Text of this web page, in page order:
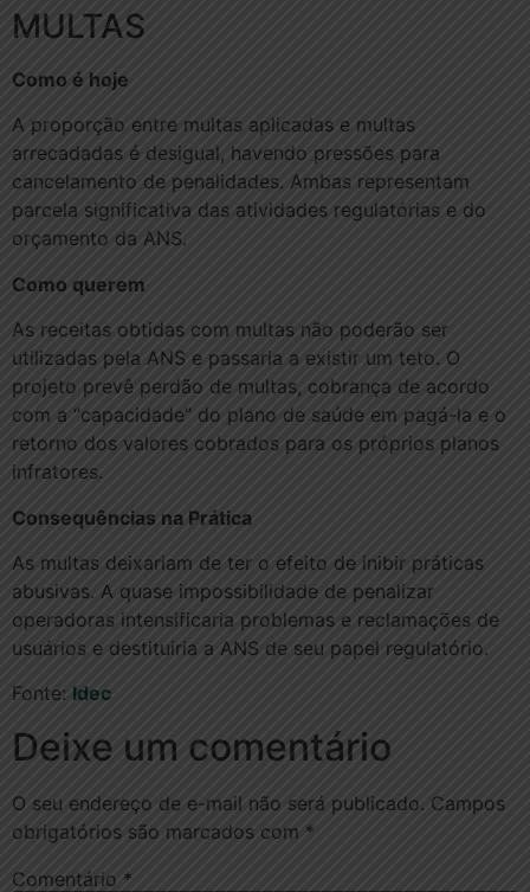
MULTAS
Como é hoje
A proporção entre multas aplicadas e multas
arrecadadas é desigual, havendo pressões para
cancelamento de penalidades. Ambas representam
parcela significativa das atividades regulatórias e do
orçamento da ANS.
Como querem
As receitas obtidas com multas não poderão ser
utilizadas pela ANS e passaria a existir um teto. O
projeto prevê perdão de multas, cobrança de acordo
com a “capacidade” do plano de saúde em pagá-la e o
retorno dos valores cobrados para os próprios planos
infratores.
Consequências na Prática
As multas deixariam de ter o efeito de inibir práticas
abusivas. A quase impossibilidade de penalizar
operadoras intensificaria problemas e reclamações de
usuários e destituiria a ANS de seu papel regulatório.
Fonte: Idec
Deixe um comentário
O seu endereço de e-mail não será publicado. Campos
obrigatórios são marcados com *
Comentário *